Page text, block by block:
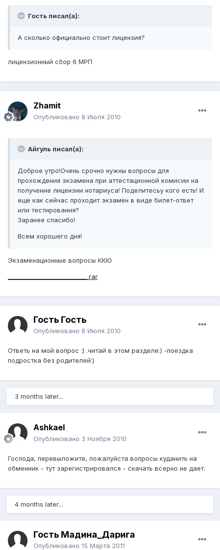
Гость писал(а):
А сколько официально стоит лицензия?
лицензионный сбор 6 МРП
Zhamit
Опубликовано 8 Июля 2010
Айгуль писал(а):
Доброе утро!Очень срочно нужны вопросы для
прохождения экзамена при аттестационной комисии на
получение лицензии нотариуса! Поделитесьу кого есть! И
еще как сейчас проходит экзамен в виде билет-ответ
или тестирования?
Заранее спасибо!
Всем хорошего дня!
Экзаменационные вопросы ККЮ
___________________________.rar
Гость Гость
Опубликовано 8 Июля 2010
Ответь на мой вопрос :) .читай в этом разделе:) -поездка
подростка без родителей:)
3 months later...
Ashkael
Опубликовано 3 Ноября 2010
Господа, перевыложите, пожалуйста вопросы куданить на
обменник - тут зарегистрировался - скачать всерно не дает.
4 months later...
Гость Мадина_Дарига
Опубликовано 15 Марта 2011